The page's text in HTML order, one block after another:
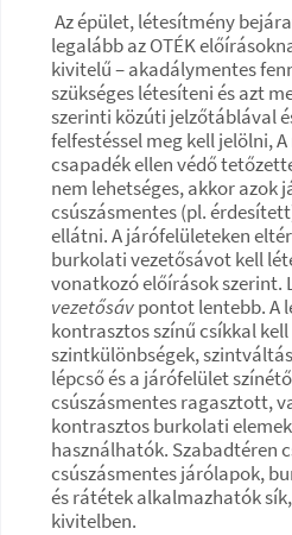
Az épület, létesítmény
legalább az OTÉK
kivitelű – akadálymentes
szükséges létesíteni és azt
szerinti közúti jelzőtáblával
felfestéssel meg kell jelölni,
csapadék ellen védő
nem lehetséges, akkor azok
csúszásmentes (pl.
ellátni. A járófelületeken
burkolati vezetősávot kell
vonatkozó előírások szerint.
vezetősávpontot lentebb. A
kontrasztos színű csíkkal
szintkülönbségek,
lépcső és a járófelület
csúszásmentes ragasztott,
kontrasztos burkolati
használhatók. Szabadtéren
csúszásmentes járólapok,
és rátétek alkalmazhatók
kivitelben.